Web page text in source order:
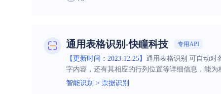
通用表格识别-快瞳科技 专用API
【更新时间：2023.12.25】 通用表格识别 可自动对
字内容，还有其相应的行列位置等详细信息，能
智能识别 > 票据识别